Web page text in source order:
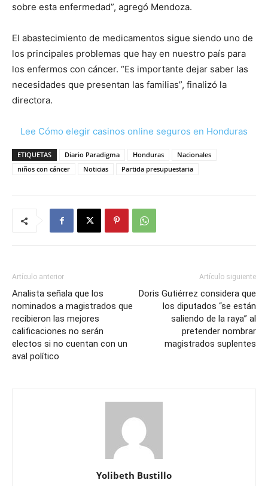
sobre esta enfermedad”, agregó Mendoza.
El abastecimiento de medicamentos sigue siendo uno de
los principales problemas que hay en nuestro país para
los enfermos con cáncer. “Es importante dejar saber las
necesidades que presentan las familias”, finalizó la
directora.
Lee Cómo elegir casinos online seguros en Honduras
ETIQUETAS Diario Paradigma Honduras
Nacionales
niños con cáncer
Noticias Partida presupuestaria
Artículo anterior
Analista señala que los
nominados a magistrados que
recibieron las mejores
calificaciones no serán
electos si no cuentan con un
aval político
Artículo siguiente
Doris Gutiérrez considera que
los diputados “se están
saliendo de la raya” al
pretender nombrar
magistrados suplentes
Yolibeth Bustillo